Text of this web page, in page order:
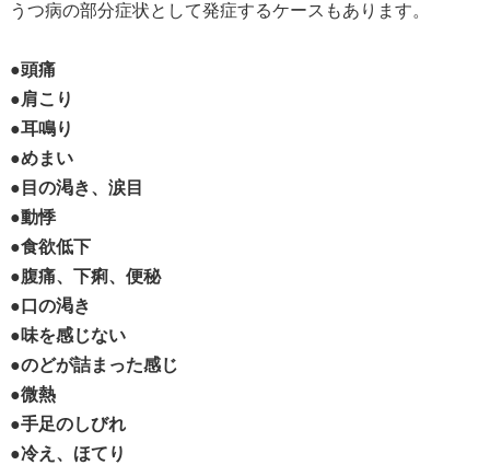
うつ病の部分症状として発症するケースもあります。
●頭痛
●肩こり
●耳鳴り
●めまい
●目の渇き、涙目
●動悸
●食欲低下
●腹痛、下痢、便秘
●口の渇き
●味を感じない
●のどが詰まった感じ
●微熱
●手足のしびれ
●冷え、ほてり